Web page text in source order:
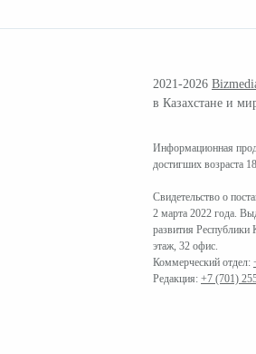
2021-2026
в Казахстане и
Информационная
достигших возраста
Свидетельство о
2 марта 2022 года.
развития Республики
этаж, 32 офис.
Коммерческий отдел:
Редакция: +7 (701)